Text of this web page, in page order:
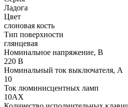
Ладога
Цвет
слоновая кость
Тип поверхности
глянцевая
Номинальное напряжение, В
220 В
Номинальный ток выключателя, А
10
Ток люминисцентных ламп
10АХ